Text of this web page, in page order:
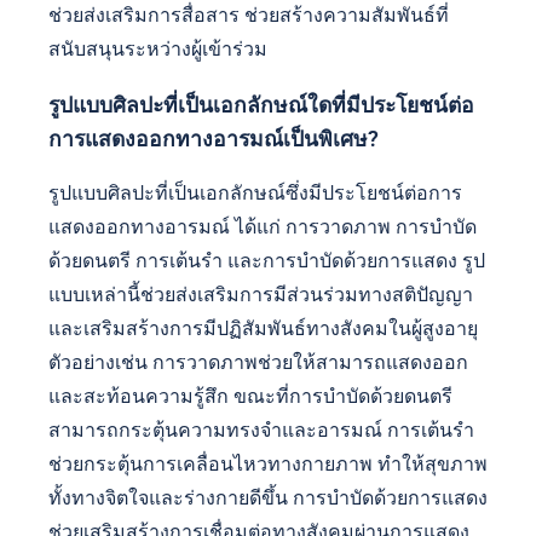
ช่วยส่งเสริมการสื่อสาร ช่วยสร้างความสัมพันธ์ที่
สนับสนุนระหว่างผู้เข้าร่วม
รูปแบบศิลปะที่เป็นเอกลักษณ์ใดที่มีประโยชน์ต่อ
การแสดงออกทางอารมณ์เป็นพิเศษ?
รูปแบบศิลปะที่เป็นเอกลักษณ์ซึ่งมีประโยชน์ต่อการ
แสดงออกทางอารมณ์ ได้แก่ การวาดภาพ การบำบัด
ด้วยดนตรี การเต้นรำ และการบำบัดด้วยการแสดง รูป
แบบเหล่านี้ช่วยส่งเสริมการมีส่วนร่วมทางสติปัญญา
และเสริมสร้างการมีปฏิสัมพันธ์ทางสังคมในผู้สูงอายุ
ตัวอย่างเช่น การวาดภาพช่วยให้สามารถแสดงออก
และสะท้อนความรู้สึก ขณะที่การบำบัดด้วยดนตรี
สามารถกระตุ้นความทรงจำและอารมณ์ การเต้นรำ
ช่วยกระตุ้นการเคลื่อนไหวทางกายภาพ ทำให้สุขภาพ
ทั้งทางจิตใจและร่างกายดีขึ้น การบำบัดด้วยการแสดง